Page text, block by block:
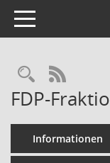
Toggle navigation
RSS-
FDP-
Informationen